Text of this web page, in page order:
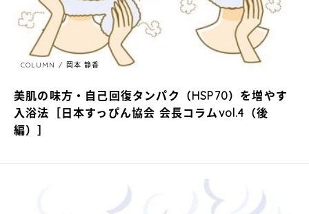
COLUMN 岡本 静香
美肌の味方・自己回復タンパク（HSP70）を増やす
入浴法［日本すっぴん協会 会長コラムvol.4（後
編）］